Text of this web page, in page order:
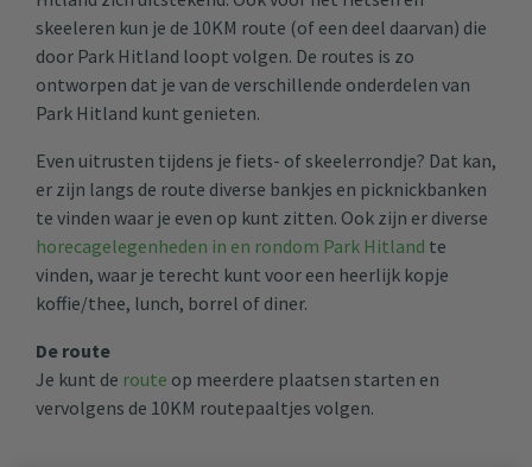
skeeleren kun je de 10KM route (of een deel daarvan) die
door Park Hitland loopt volgen. De routes is zo
ontworpen dat je van de verschillende onderdelen van
Park Hitland kunt genieten.
Even uitrusten tijdens je fiets- of skeelerrondje? Dat kan,
er zijn langs de route diverse bankjes en picknickbanken
te vinden waar je even op kunt zitten. Ook zijn er diverse
horecagelegenheden in en rondom Park Hitland te
vinden, waar je terecht kunt voor een heerlijk kopje
koffie/thee, lunch, borrel of diner.
De route
Je kunt de route op meerdere plaatsen starten en
vervolgens de 10KM routepaaltjes volgen.